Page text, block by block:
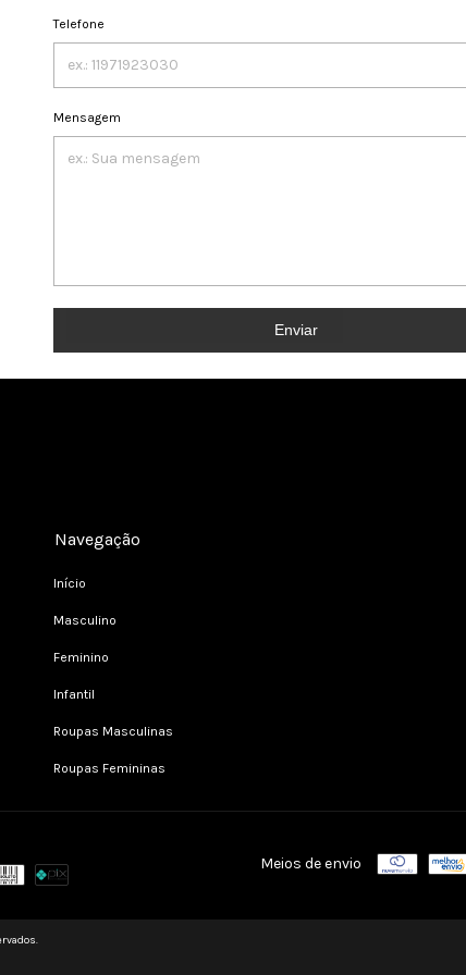
Telefone
Mensagem
Enviar
Navegação
Início
Masculino
Feminino
Infantil
Roupas Masculinas
Roupas Femininas
Meios de envio